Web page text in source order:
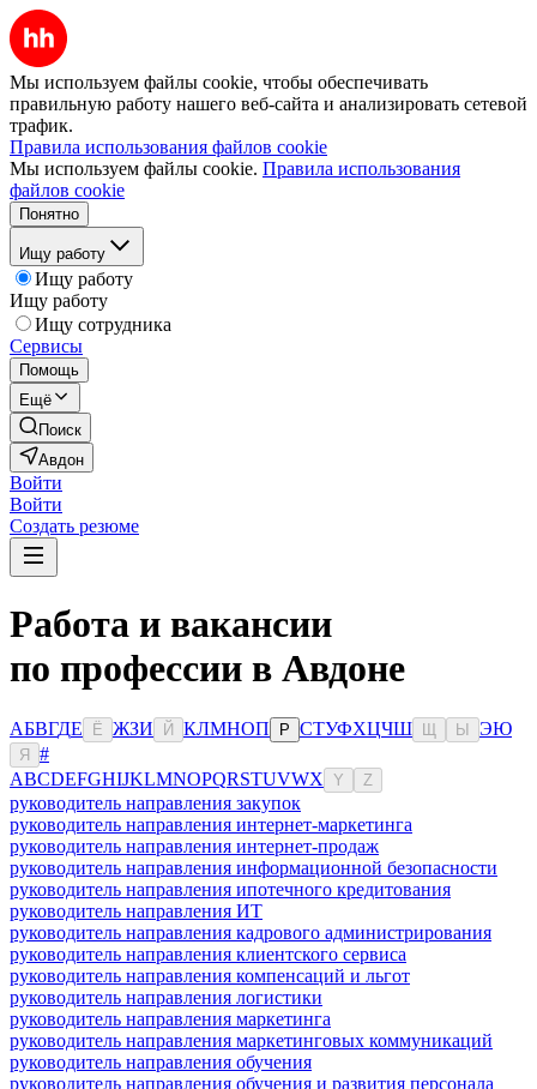
Мы используем файлы cookie, чтобы обеспечивать
правильную работу нашего веб-сайта и анализировать сетевой
трафик.
Правила использования файлов cookie
Мы используем файлы cookie. Правила использования
файлов cookie
Понятно
Ищу работу
Ищу работу
Ищу работу
Ищу сотрудника
Сервисы
Помощь
Ещё
Поиск
Авдон
Войти
Войти
Создать резюме
Работа и вакансии
по профессии в Авдоне
АБВГДЕ Ё ЖЗИ Й КЛМНОП Р СТУФХЦЧШ Ы ЭЮ
Я
#
ABCDEFGHIJKLMNOPQRSTUVWX Y Z
руководитель направления закупок
руководитель направления интернет-маркетинга
руководитель направления интернет-продаж
руководитель направления информационной безопасности
руководитель направления ипотечного кредитования
руководитель направления ИТ
руководитель направления кадрового администрирования
руководитель направления клиентского сервиса
руководитель направления компенсаций и льгот
руководитель направления логистики
руководитель направления маркетинга
руководитель направления маркетинговых коммуникаций
руководитель направления обучения
руководитель направления обучения и развития персонала